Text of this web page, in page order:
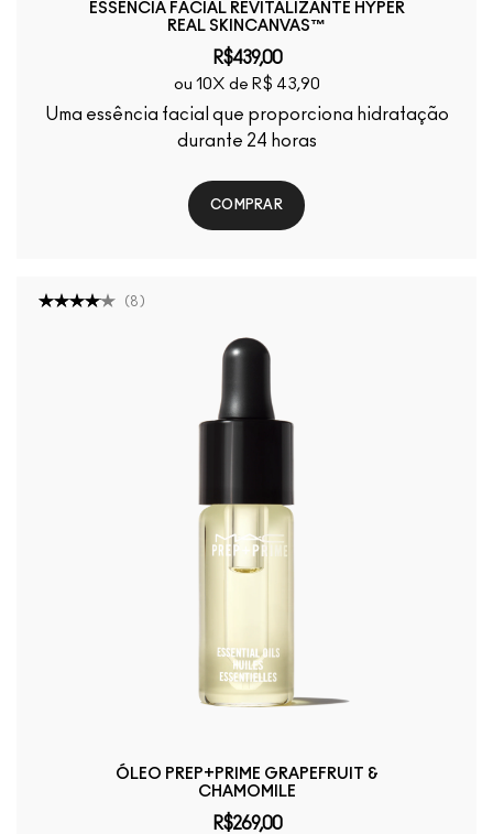
ESSÊNCIA FACIAL REVITALIZANTE HYPER
REAL SKINCANVAS™
R$439,00
ou 10X de R$ 43,90
Uma essência facial que proporciona hidratação
durante 24 horas
COMPRAR
( 8 )
ÓLEO PREP+PRIME GRAPEFRUIT &
CHAMOMILE
R$269,00